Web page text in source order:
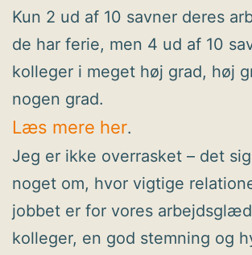
Kun 2 ud af 10 savner deres
de har ferie, men 4 ud af 10
kolleger i meget høj grad, høj
nogen grad.
Læs mere her.
Jeg er ikke overrasket – det
noget om, hvor vigtige
jobbet er for vores
kolleger, en god stemning og